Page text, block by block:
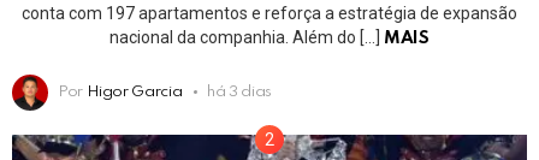
conta com 197 apartamentos e reforça a estratégia de expansão
nacional da companhia. Além do […]
MAIS
Por Higor Garcia há 3 dias